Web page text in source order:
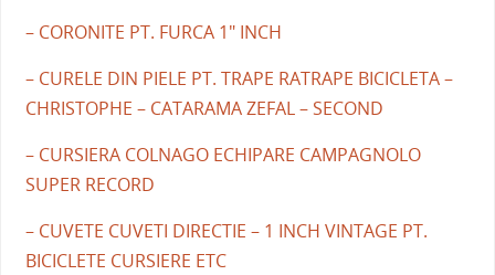
– CORONITE PT. FURCA 1" INCH
– CURELE DIN PIELE PT. TRAPE RATRAPE BICICLETA –
CHRISTOPHE – CATARAMA ZEFAL – SECOND
– CURSIERA COLNAGO ECHIPARE CAMPAGNOLO
SUPER RECORD
– CUVETE CUVETI DIRECTIE – 1 INCH VINTAGE PT.
BICICLETE CURSIERE ETC